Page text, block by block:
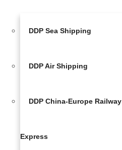
DDP Sea Shipping
DDP Air Shipping
DDP China-Europe Railway
Express